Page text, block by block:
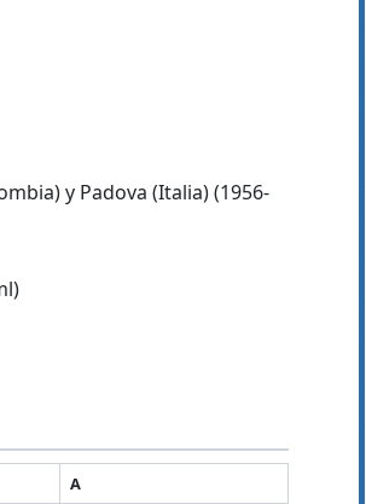
y Padova (Italia) (1956-
A